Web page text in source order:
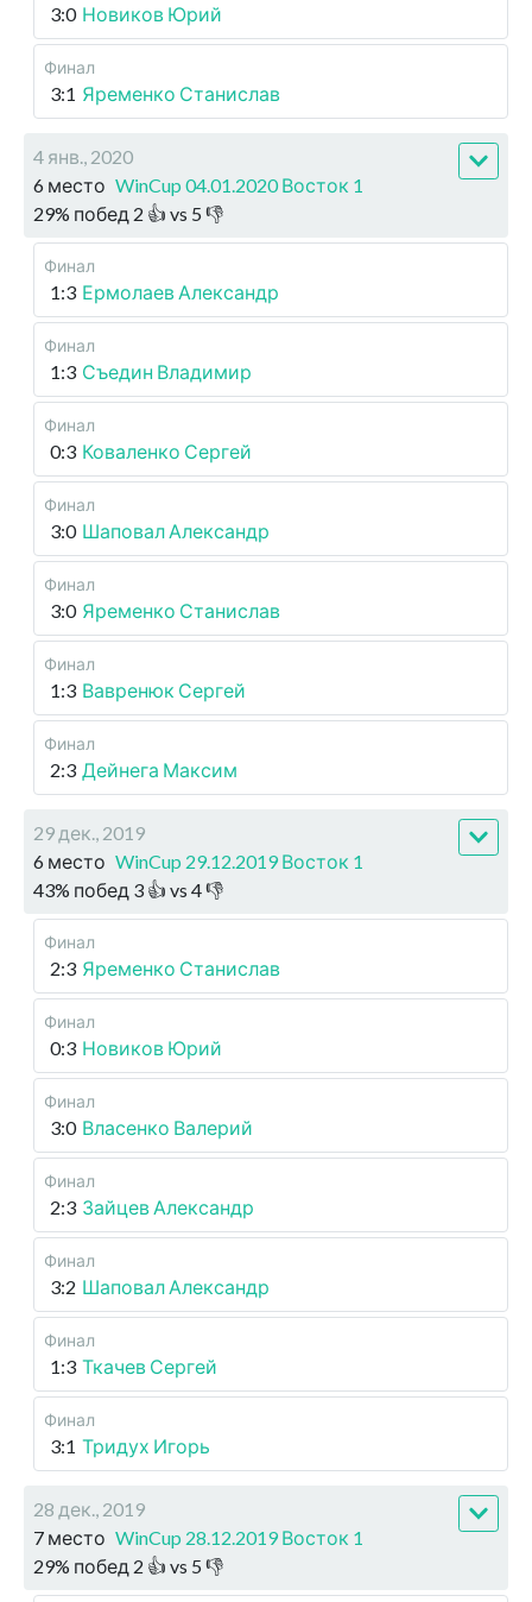
3:0 Новиков Юрий
Финал
3:1 Яременко Станислав
4 янв., 2020
6 место WinCup 04.01.2020 Восток 1
29% побед 2 👍 vs 5 👎
Финал
1:3 Ермолаев Александр
Финал
1:3 Съедин Владимир
Финал
0:3 Коваленко Сергей
Финал
3:0 Шаповал Александр
Финал
3:0 Яременко Станислав
Финал
1:3 Вавренюк Сергей
Финал
2:3 Дейнега Максим
29 дек., 2019
6 место WinCup 29.12.2019 Восток 1
43% побед 3 👍 vs 4👎
Финал
2:3 Яременко Станислав
Финал
0:3 Новиков Юрий
Финал
3:0 Власенко Валерий
Финал
2:3 Зайцев Александр
Финал
3:2 Шаповал Александр
Финал
1:3 Ткачев Сергей
Финал
3:1 Тридух Игорь
28 дек., 2019
7 место WinCup 28.12.2019 Восток 1
29% побед 2 👍 vs 5 👎